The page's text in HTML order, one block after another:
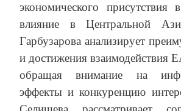
экономического присутствия
влияние в Центральной
Гарбузарова анализирует
и достижения
обращая внимание на
эффекты и конкуренцию